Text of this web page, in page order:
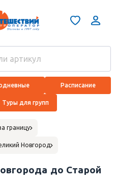
Расписание
Туры для групп
границу
Новгород
до Старой